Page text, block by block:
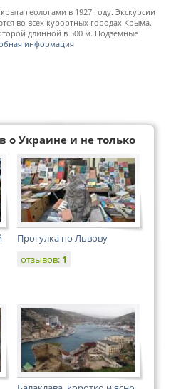
геологами в 1927 году. Экскурсии
во всех курортных городах Крыма.
длинной в 500 м. Подземные
информация
о Украине и не только
Прогулка по Львову
отзывов: 1